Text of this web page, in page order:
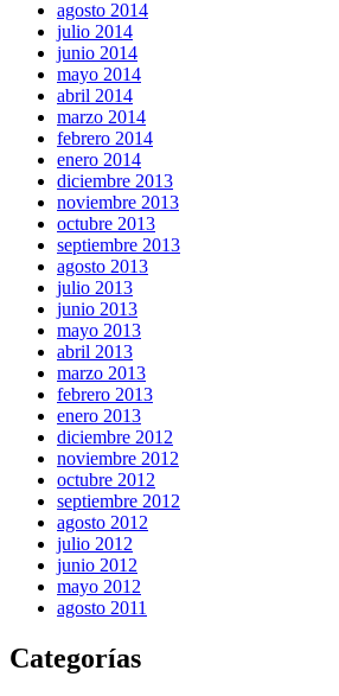
agosto 2014
julio 2014
junio 2014
mayo 2014
abril 2014
marzo 2014
febrero 2014
enero 2014
diciembre 2013
noviembre 2013
octubre 2013
septiembre 2013
agosto 2013
julio 2013
junio 2013
mayo 2013
abril 2013
marzo 2013
febrero 2013
enero 2013
diciembre 2012
noviembre 2012
octubre 2012
septiembre 2012
agosto 2012
julio 2012
junio 2012
mayo 2012
agosto 2011
Categorías